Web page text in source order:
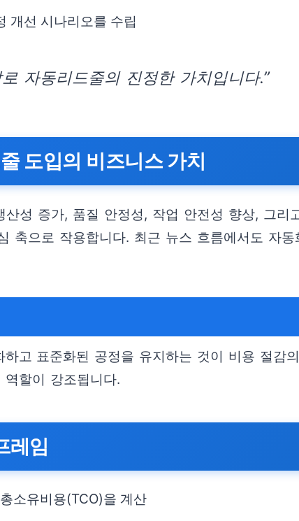
개선 시나리오를 수립
자동리드줄의 진정한 가치입니다.”
도입의 비즈니스 가치
성 증가, 품질 안정성, 작업 안전성 향상, 그
축으로 작용합니다. 최근 뉴스 흐름에서도 자
고 표준화된 공정을 유지하는 것이 비용 절
할이 강조됩니다.
레임
소유비용(TCO)을 계산